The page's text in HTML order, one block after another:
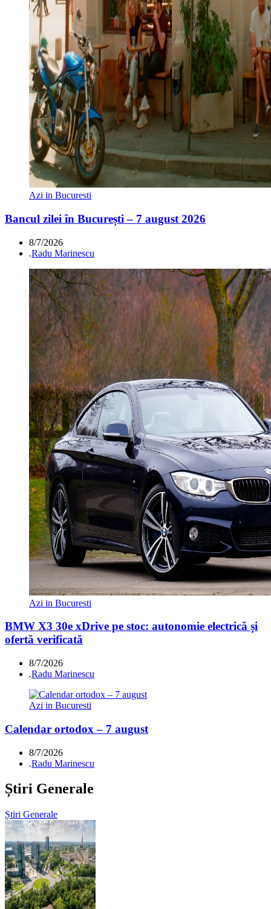
Azi in Bucuresti
Bancul zilei în București – 7 august 2026
8/7/2026
.Radu Marinescu
Azi in Bucuresti
BMW X3 30e xDrive pe stoc: autonomie electrică și
ofertă verificată
8/7/2026
.Radu Marinescu
Azi in Bucuresti
Calendar ortodox – 7 august
8/7/2026
.Radu Marinescu
Știri Generale
Știri Generale